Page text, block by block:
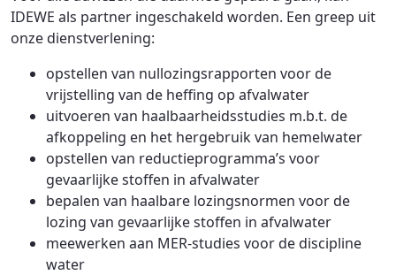
IDEWE als partner ingeschakeld worden. Een greep uit
onze dienstverlening:
opstellen van nullozingsrapporten voor de
vrijstelling van de heffing op afvalwater
uitvoeren van haalbaarheidsstudies m.b.t. de
afkoppeling en het hergebruik van hemelwater
opstellen van reductieprogramma’s voor
gevaarlijke stoffen in afvalwater
bepalen van haalbare lozingsnormen voor de
lozing van gevaarlijke stoffen in afvalwater
meewerken aan MER-studies voor de discipline
water